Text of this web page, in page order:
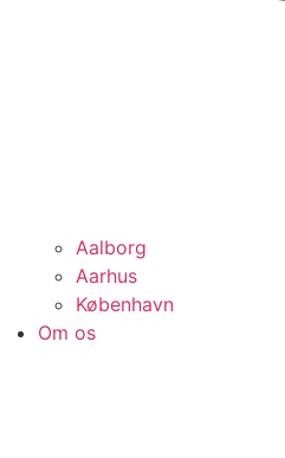
Aalborg
Aarhus
København
Om os